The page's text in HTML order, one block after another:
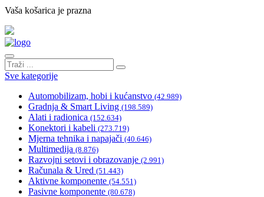
Vaša košarica je prazna
Sve kategorije
Automobilizam, hobi i kućanstvo (42.989)
Gradnja & Smart Living (198.589)
Alati i radionica (152.634)
Konektori i kabeli (273.719)
Mjerna tehnika i napajači (40.646)
Multimedija (8.876)
Razvojni setovi i obrazovanje (2.991)
Računala & Ured (51.443)
Aktivne komponente (54.551)
Pasivne komponente (80.678)